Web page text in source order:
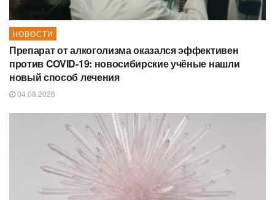
НОВОСТИ
Препарат от алкоголизма оказался эффективен
против COVID-19: новосибирские учёные нашли
новый способ лечения
04.08.2026